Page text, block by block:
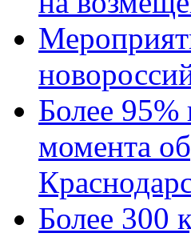
Более 95%
момента
Более 300